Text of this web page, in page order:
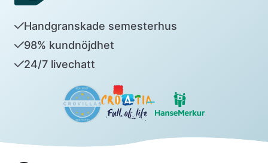
Handgranskade semesterhus
98% kundnöjdhet
24/7 livechatt